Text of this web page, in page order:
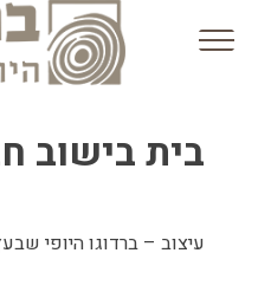
בית בישוב
עיצוב – ברדוגו היופי